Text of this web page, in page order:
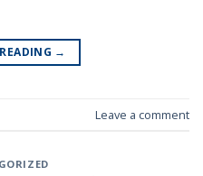
→
Leave a comment